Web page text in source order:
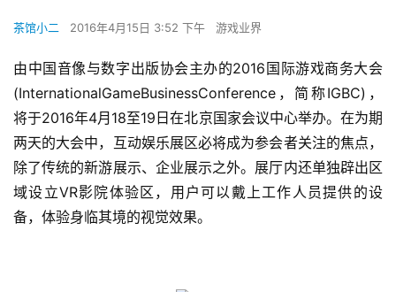
茶馆小二 2016年4月15日 3:52 下午 游戏业界
由中国音像与数字出版协会主办的2016国际游戏商务大会
(InternationalGameBusinessConference，简称IGBC)，
将于2016年4月18至19日在北京国家会议中心举办。在为期
两天的大会中，互动娱乐展区必将成为参会者关注的焦点，
除了传统的新游展示、企业展示之外。展厅内还单独辟出区
域设立VR影院体验区，用户可以戴上工作人员提供的设
备，体验身临其境的视觉效果。